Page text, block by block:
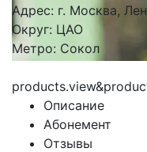
Адрес: г. Москва,
Округ: ЦАО
Метро: Сокол
Описание
Абонемент
Отзывы